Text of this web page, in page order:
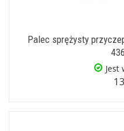
Palec sprężysty
Jest